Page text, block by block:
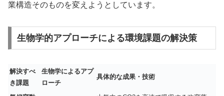
業構造そのものを変えようとしています。
生物学的アプローチによる環境課題の解決策
解決すべ
き課題
生物学によるアプ
ローチ
具体的な成果・技術